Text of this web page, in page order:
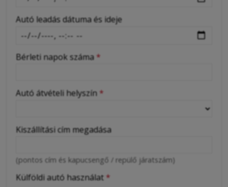
Autó leadás dátuma és ideje
Bérleti napok száma *
Autó átvételi helyszín *
Kiszállítási cím megadása
(pontos cím és kapucsengő / repülő járatszám)
Külföldi autó használat *